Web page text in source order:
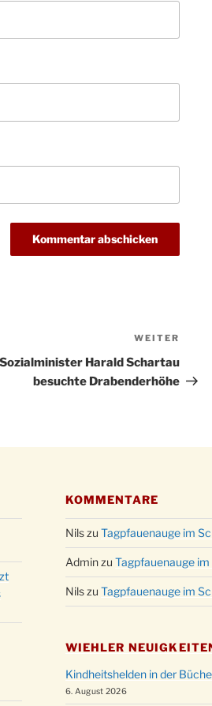
WEITER
Sozialminister Harald Schartau
besuchte Drabenderhöhe
KOMMENTARE
Nilszu Tagpfauenauge im
Adminzu Tagpfauenauge im
Nilszu Tagpfauenauge im
WIEHLER
Kindheitshelden in der
6. August 2026